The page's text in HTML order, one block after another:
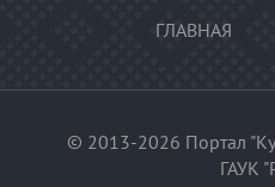
ГЛАВНАЯ
© 2013-2026 Портал
ГАУК